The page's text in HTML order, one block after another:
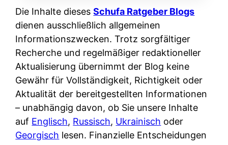
h
i
e
r
e
n
r
u
s
s
i
W
t
i
r
k
n
d
e
r
S
c
h
u
t
z
Die Inhalte diesesSchufa Ratgeber Blogs
dienen ausschließlich allgemeinen
Informationszwecken. Trotz sorgfältiger
Recherche und regelmäßiger redaktioneller
Aktualisierung übernimmt der Blog keine
Gewähr für Vollständigkeit, Richtigkeit oder
Aktualität der bereitgestellten Informationen
– unabhängig davon, ob Sie unsere Inhalte
auf Englisch, Russisch, Ukrainisch oder
Georgisch lesen. Finanzielle Entscheidungen